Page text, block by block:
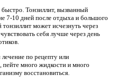
Тонзиллит, вызванный
7-10 дней после отдыха и большого
может исчезнуть через
себя лучше через день
по рецепту или
много жидкости и много
восстановиться.